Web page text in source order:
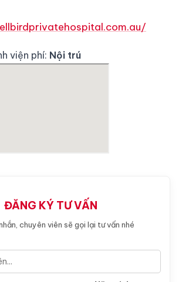
viện phí: Nội trú
ĐĂNG KÝ TƯ VẤN
chuyên viên sẽ gọi lại tư vấn nhé